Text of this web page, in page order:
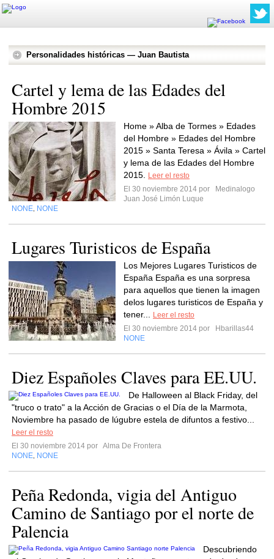
Personalidades históricas — Juan Bautista
Cartel y lema de las Edades del
Hombre 2015
Home » Alba de Tormes » Edades
del Hombre » Edades del Hombre
2015 » Santa Teresa » Ávila » Cartel
y lema de las Edades del Hombre
2015.
Leer el resto
El 30 noviembre 2014 por
Medinalogo
Juan José Limón Luque
NONE NONE
Lugares Turisticos de España
Los Mejores Lugares Turisticos de
España España es una sorpresa
para aquellos que tienen la imagen
delos lugares turisticos de España y
tener...
Leer el resto
El 30 noviembre 2014 por
Hbarillas44
NONE
Diez Españoles Claves para EE.UU.
De Halloween al Black Friday, del
"truco o trato" a la Acción de Gracias o el Día de la Marmota,
Noviembre ha pasado de lúgubre estela de difuntos a festivo...
Leer el resto
El 30 noviembre 2014 por Alma De Frontera
NONE NONE
Peña Redonda, vigia del Antiguo
Camino de Santiago por el norte de
Palencia
Descubriendo